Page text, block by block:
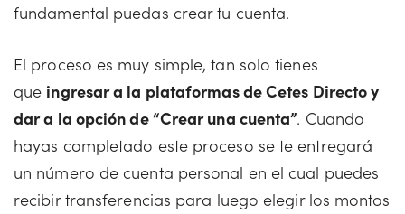
fundamental puedas crear tu cuenta.
El proceso es muy simple, tan solo tienes
que ingresar a la plataformas de Cetes Directo y
dar a la opción de “Crear una cuenta”. Cuando
hayas completado este proceso se te entregará
un número de cuenta personal en el cual puedes
recibir transferencias para luego elegir los montos